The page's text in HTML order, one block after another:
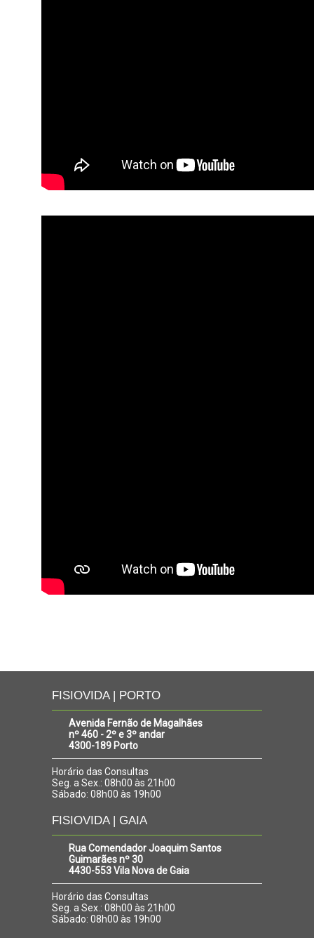
FISIOVIDA | PORTO
Avenida Fernão de Magalhães
nº 460 - 2º e 3º andar
4300-189 Porto
Horário das Consultas
Seg. a Sex.: 08h00 às 21h00
Sábado: 08h00 às 19h00
FISIOVIDA | GAIA
Rua Comendador Joaquim Santos
Guimarães nº 30
4430-553 Vila Nova de Gaia
Horário das Consultas
Seg. a Sex.: 08h00 às 21h00
Sábado: 08h00 às 19h00